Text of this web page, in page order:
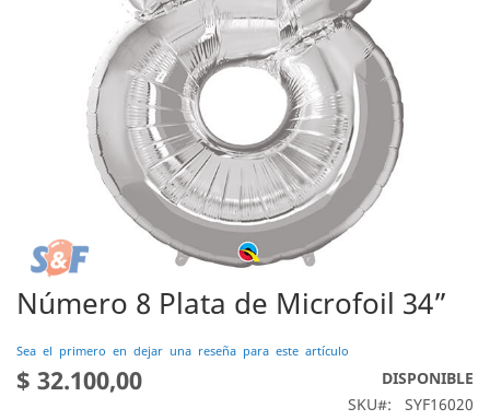
Número 8 Plata de Microfoil 34”
Sea el primero en dejar una reseña para este artículo
$ 32.100,00 DISPONIBLE
SKU SYF16020
Saltar
la